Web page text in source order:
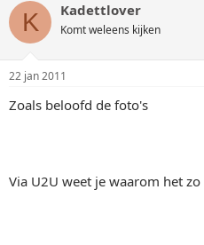
K Kadettlover
Komt weleens kijken
22 jan 2011
Zoals beloofd de foto's
Via U2U weet je waarom het